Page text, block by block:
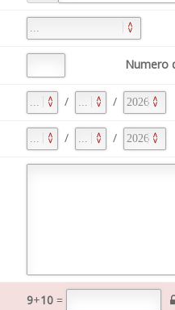
Numero
/ /
/ /
9+10 =